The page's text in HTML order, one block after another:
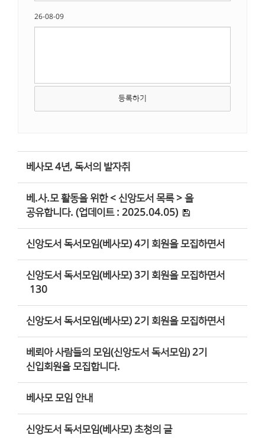
26-08-09
등록하기
베사모 4년, 독서의 발자취
베.사.모 활동을 위한 < 신앙도서 목록 > 을
공유합니다. (업데이트 : 2025.04.05)
신앙도서 독서모임(베사모) 4기 회원을 모집하면서
신앙도서 독서모임(베사모) 3기 회원을 모집하면서
130
신앙도서 독서모임(베사모) 2기 회원을 모집하면서
베뢰아 사람들의 모임(신앙도서 독서모임) 2기
신입회원을 모집합니다.
베사모 모임 안내
신앙도서 독서모임(베사모) 초청의 글